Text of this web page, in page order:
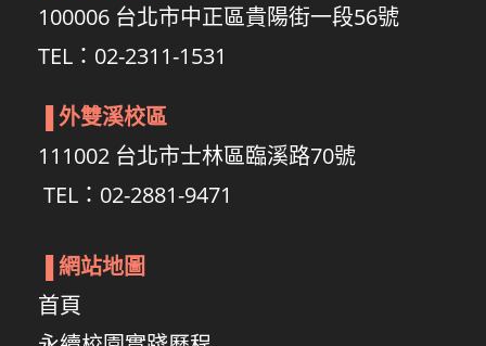
100006 台北市中正區貴陽街一段56號
TEL：02-2311-1531
外雙溪校區
111002 台北市士林區臨溪路70號
TEL：02-2881-9471
網站地圖
首頁